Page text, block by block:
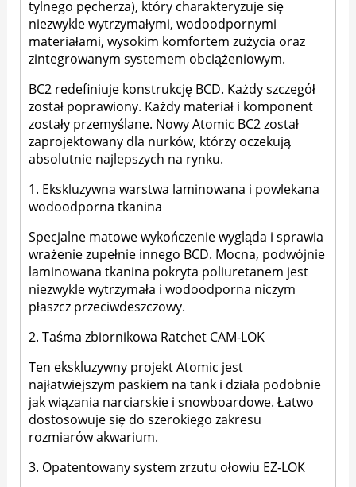
tylnego pęcherza), który charakteryzuje się
niezwykle wytrzymałymi, wodoodpornymi
materiałami, wysokim komfortem zużycia oraz
zintegrowanym systemem obciążeniowym.
BC2 redefiniuje konstrukcję BCD. Każdy szczegół
został poprawiony. Każdy materiał i komponent
zostały przemyślane. Nowy Atomic BC2 został
zaprojektowany dla nurków, którzy oczekują
absolutnie najlepszych na rynku.
1. Ekskluzywna warstwa laminowana i powlekana
wodoodporna tkanina
Specjalne matowe wykończenie wygląda i sprawia
wrażenie zupełnie innego BCD. Mocna, podwójnie
laminowana tkanina pokryta poliuretanem jest
niezwykle wytrzymała i wodoodporna niczym
płaszcz przeciwdeszczowy.
2. Taśma zbiornikowa Ratchet CAM-LOK
Ten ekskluzywny projekt Atomic jest
najłatwiejszym paskiem na tank i działa podobnie
jak wiązania narciarskie i snowboardowe. Łatwo
dostosowuje się do szerokiego zakresu
rozmiarów akwarium.
3. Opatentowany system zrzutu ołowiu EZ-LOK